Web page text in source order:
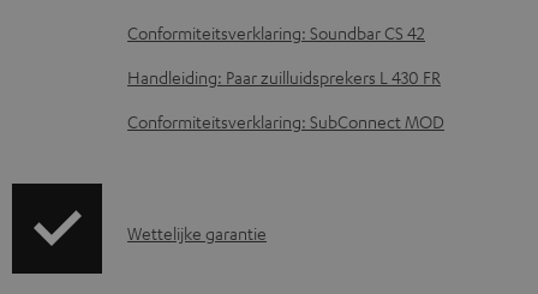
e
n
t
Conformiteitsverklaring: Soundbar CS 42
Handleiding: Paar zuilluidsprekers L 430 FR
Conformiteitsverklaring: SubConnect MOD
G
Wettelijke garantie